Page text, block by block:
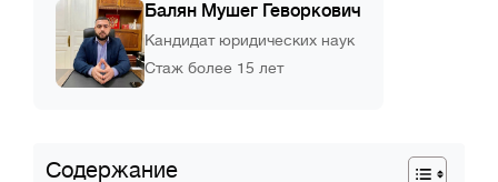
Балян Мушег Геворкович
Кандидат юридических наук
Стаж более 15 лет
Содержание